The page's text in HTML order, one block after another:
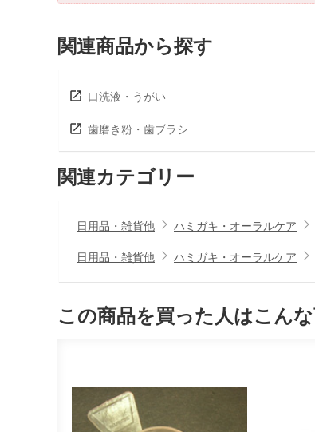
関連商品から探す
口洗液・うがい
歯磨き粉・歯ブラシ
関連カテゴリー
日用品・雑貨他 ハミガキ・オーラルケア
日用品・雑貨他
ハミガキ・オーラルケア
この商品を買った人はこん